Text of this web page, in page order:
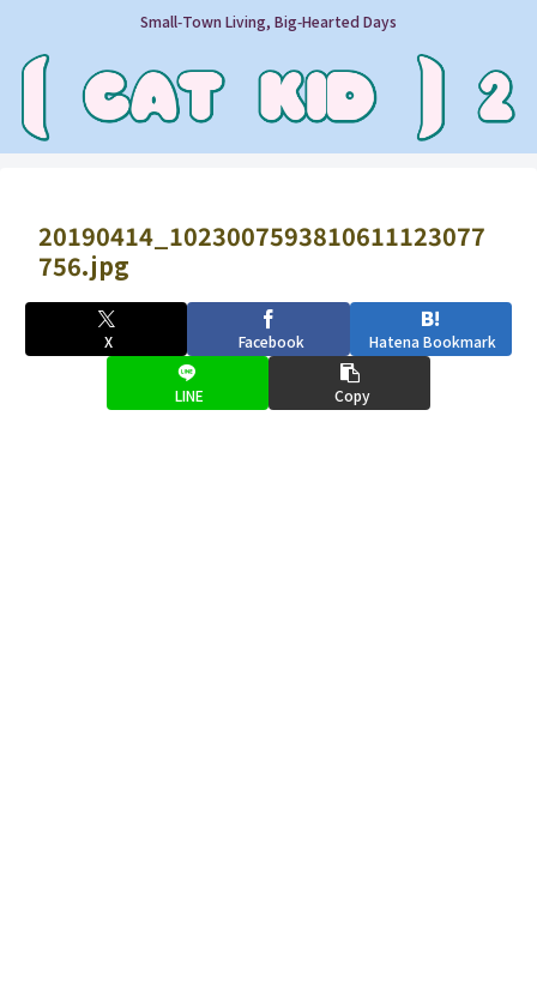
Small‑Town Living, Big‑Hearted Days
20190414_1023007593810611123077
756.jpg
X Facebook Hatena Bookmark
LINE Copy